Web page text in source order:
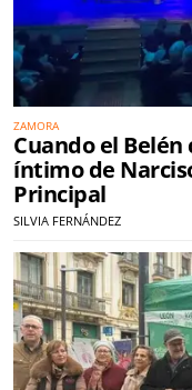
ZAMORA
Cuando el
íntimo de
Principal
SILVIA FERNÁNDEZ